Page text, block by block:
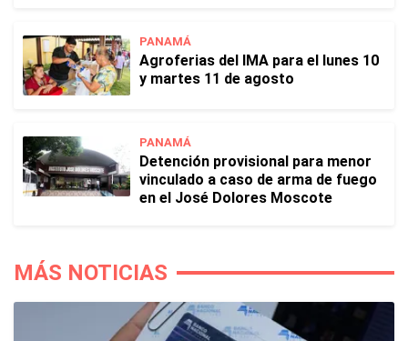
PANAMÁ
Agroferias del IMA para el lunes 10
y martes 11 de agosto
PANAMÁ
Detención provisional para menor
vinculado a caso de arma de fuego
en el José Dolores Moscote
MÁS NOTICIAS